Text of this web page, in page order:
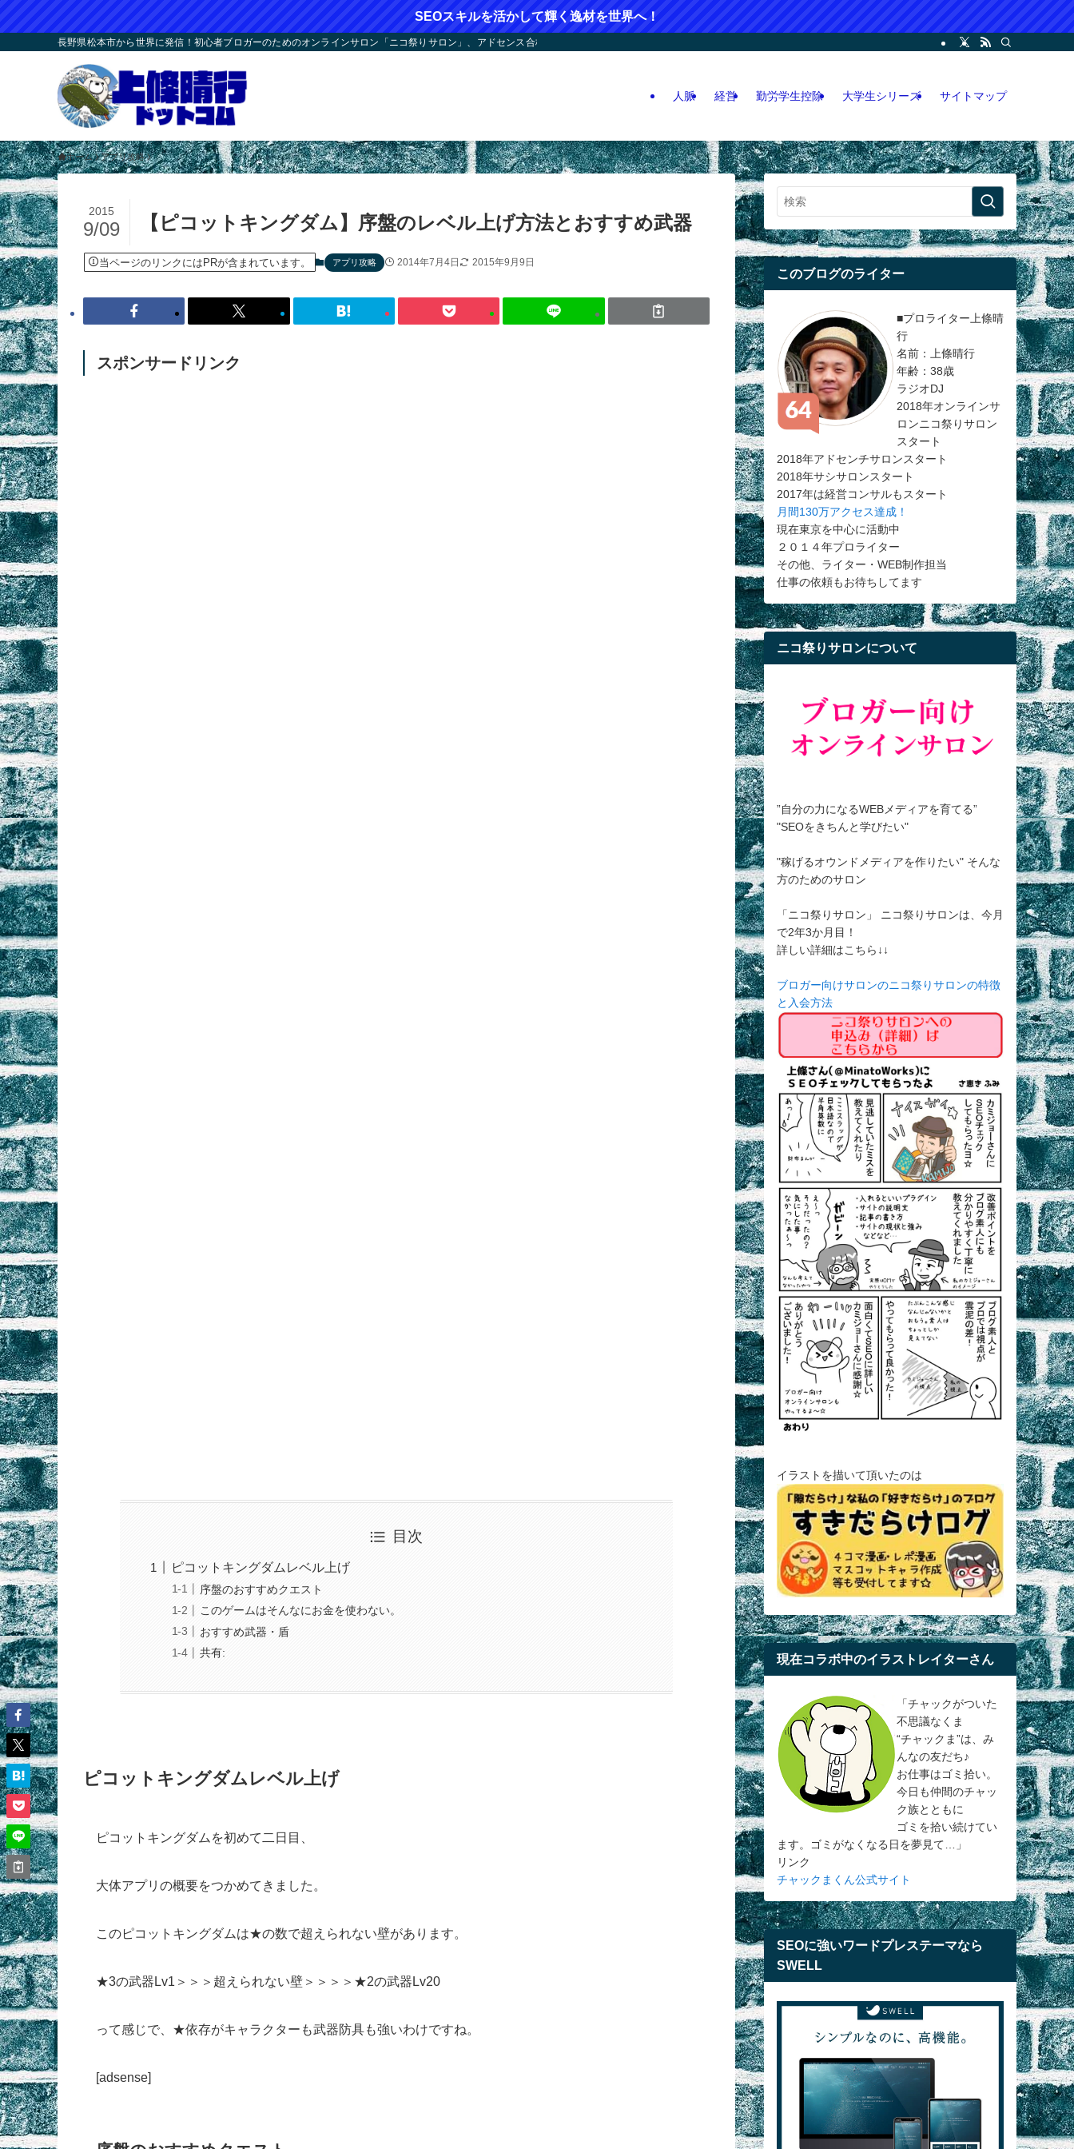
SEOスキルを活かして輝く逸材を世界へ！
長野県松本市から世界に発信！初心者ブロガーのためのオンラインサロン「ニコ祭りサロン」、アドセンス合格応援！人つなぎ屋さん活動、人生逆戻りツアー・コンサル・人脈論などの各情報などを記載。LINEオープンチャット
人脈 経営 勤労学生控除 大学生シリーズ サイトマップ
ホーム アプリ攻略
【ピコットキングダム】序盤のレベル上げ方法とおすすめ武器
2015
9/09
当ページのリンクにはPRが含まれています。 アプリ攻略 2014年7月4日 2015年9月9日
スポンサードリンク
目次
ピコットキングダムレベル上げ
序盤のおすすめクエスト
このゲームはそんなにお金を使わない。
おすすめ武器・盾
共有:
ピコットキングダムレベル上げ
ピコットキングダムを初めて二日目、
大体アプリの概要をつかめてきました。
このピコットキングダムは★の数で超えられない壁があります。
★3の武器Lv1＞＞＞超えられない壁＞＞＞＞★2の武器Lv20
って感じで、★依存がキャラクターも武器防具も強いわけですね。
[adsense]
このブログのライター
■プロライター上條晴
行
名前：上條晴行
年齢：38歳
ラジオDJ
2018年オンラインサ
ロンニコ祭りサロン
スタート
2018年アドセンチサロンスタート
2018年サシサロンスタート
2017年は経営コンサルもスタート
月間130万アクセス達成！
現在東京を中心に活動中
２０１４年プロライター
その他、ライター・WEB制作担当
仕事の依頼もお待ちしてます
ニコ祭りサロンについて
”自分の力になるWEBメディアを育てる”
"SEOをきちんと学びたい"
"稼げるオウンドメディアを作りたい" そんな
方のためのサロン
「ニコ祭りサロン」 ニコ祭りサロンは、今月
で2年3か月目！
詳しい詳細はこちら↓↓
ブロガー向けサロンのニコ祭りサロンの特徴
と入会方法
イラストを描いて頂いたのは
現在コラボ中のイラストレイターさん
「チャックがついた
不思議なくま
“チャックま”は、み
んなの友だち♪
お仕事はゴミ拾い。
今日も仲間のチャッ
ク族とともに
ゴミを拾い続けてい
ます。ゴミがなくなる日を夢見て…」
リンク
チャックまくん公式サイト
SEOに強いワードプレステーマなら
SWELL